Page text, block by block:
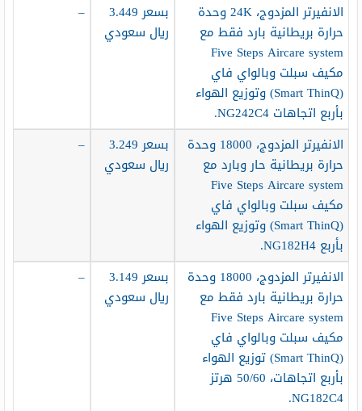
الانفيرتر المزدوج، 24K وحدة
حرارة بريطانية بارد فقط مع
Five Steps Aircare system
مكيف سبلت وبالواي فاي
(Smart ThinQ) وتوزيع الهواء
بأربع اتجاهات NG242C4.
بسعر 3.449
ريال سعودي
–
الانفيرتر المزدوج، 18000 وحدة
حرارة بريطانية حار وبارد مع
Five Steps Aircare system
مكيف سبلت وبالواي فاي
(Smart ThinQ) وتوزيع الهواء
بأربع NG182H4.
بسعر 3.249
ريال سعودي
–
الانفيرتر المزدوج، 18000 وحدة
حرارة بريطانية بارد فقط مع
Five Steps Aircare system
مكيف سبلت وبالواي فاي
(Smart ThinQ) توزيع الهواء
بأربع اتجاهات، 50/60 هرتز
NG182C4.
بسعر 3.149
ريال سعودي
–